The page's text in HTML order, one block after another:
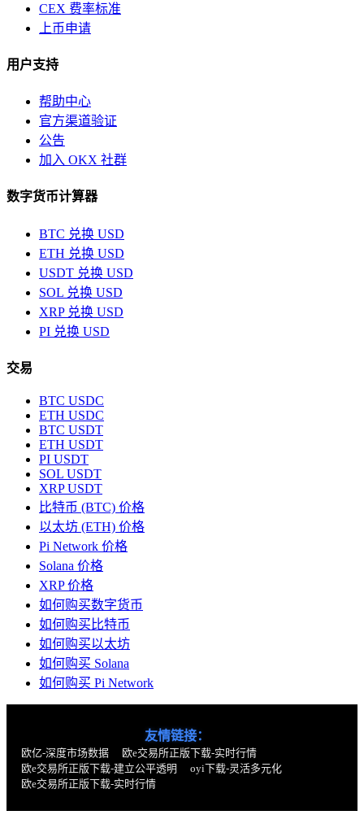
CEX 费率标准
上币申请
用户支持
帮助中心
官方渠道验证
公告
加入 OKX 社群
数字货币计算器
BTC 兑换 USD
ETH 兑换 USD
USDT 兑换 USD
SOL 兑换 USD
XRP 兑换 USD
PI 兑换 USD
交易
BTC USDC
ETH USDC
BTC USDT
ETH USDT
PI USDT
SOL USDT
XRP USDT
比特币 (BTC) 价格
以太坊 (ETH) 价格
Pi Network 价格
Solana 价格
XRP 价格
如何购买数字货币
如何购买比特币
如何购买以太坊
如何购买 Solana
如何购买 Pi Network
友情链接：
欧亿-深度市场数据
欧e交易所正版下载-实时行情
欧e交易所正版下载-建立公平透明
oyi下载-灵活多元化
欧e交易所正版下载-实时行情